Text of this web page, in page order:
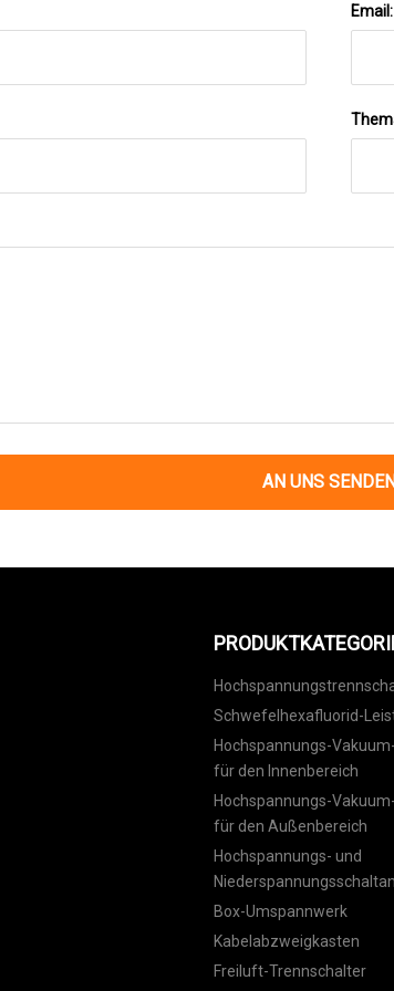
Email:
AN UNS
Schwefelhexafluorid-
Hochspannungs-
für den Innenbereich
Hochspannungs-
für den Außenbereich
Hochspannungs- und
Box-Umspannwerk
Kabelabzweigkasten
Freiluft-Trennschalter